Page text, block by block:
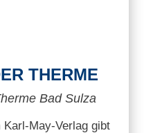
THERME
Bad Sulza
May-Verlag gibt